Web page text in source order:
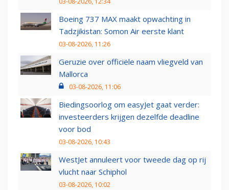
Boeing 737 MAX maakt opwachting in
Tadzjikistan: Somon Air eerste klant
03-08-2026, 11:26
Geruzie over officiële naam vliegveld van
Mallorca
03-08-2026, 11:06
Biedingsoorlog om easyJet gaat verder:
investeerders krijgen dezelfde deadline
voor bod
03-08-2026, 10:43
WestJet annuleert voor tweede dag op rij
vlucht naar Schiphol
03-08-2026, 10:02